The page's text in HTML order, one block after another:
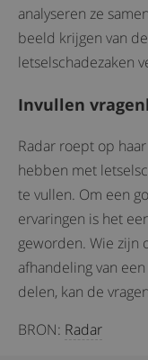
analyseren ze
beeld krijgen van
letselschadezaken
Invullen
Radar roept op
hebben met
te vullen. Om een
ervaringen is het
geworden. Wie zijn
afhandeling van
delen, kan de
BRON: Radar